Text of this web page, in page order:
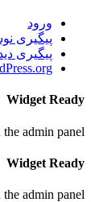
ورود
پیگیری
پیگیری
Widget Ready
admin panel.
Widget Ready
admin panel.